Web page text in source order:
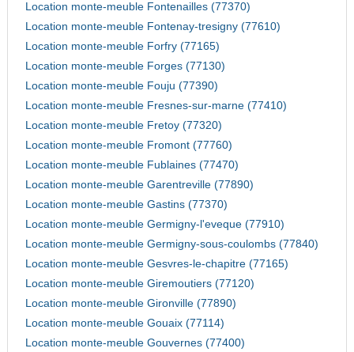
Location monte-meuble Fontenailles (77370)
Location monte-meuble Fontenay-tresigny (77610)
Location monte-meuble Forfry (77165)
Location monte-meuble Forges (77130)
Location monte-meuble Fouju (77390)
Location monte-meuble Fresnes-sur-marne (77410)
Location monte-meuble Fretoy (77320)
Location monte-meuble Fromont (77760)
Location monte-meuble Fublaines (77470)
Location monte-meuble Garentreville (77890)
Location monte-meuble Gastins (77370)
Location monte-meuble Germigny-l'eveque (77910)
Location monte-meuble Germigny-sous-coulombs (77840)
Location monte-meuble Gesvres-le-chapitre (77165)
Location monte-meuble Giremoutiers (77120)
Location monte-meuble Gironville (77890)
Location monte-meuble Gouaix (77114)
Location monte-meuble Gouvernes (77400)